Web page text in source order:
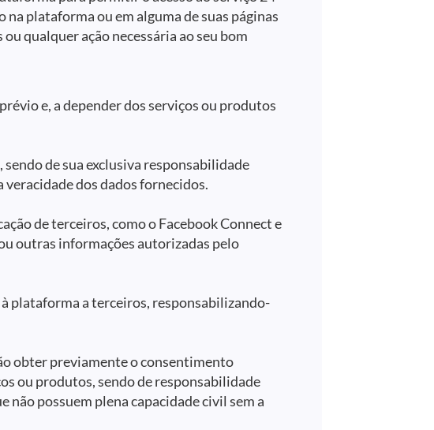
plataforma ou em alguma de suas páginas
qualquer ação necessária ao seu bom
e, a depender dos serviços ou produtos
de sua exclusiva responsabilidade
dos dados fornecidos.
de terceiros, como o Facebook Connect e
outras informações autorizadas pelo
plataforma a terceiros, responsabilizando-
obter previamente o consentimento
ou produtos, sendo de responsabilidade
não possuem plena capacidade civil sem a